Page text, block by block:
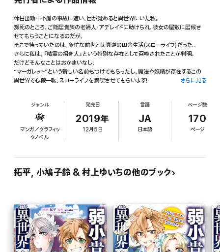
休日出勤中不慮の事故に遭い、目が覚めると異世界にいた私。
瀕死のところ、ご隠居貴族の老婦人・アデレイドに助けられ、彼女の屋敷に居候さ
せてもらうことになるのだが、
そこで待っていたのは、多忙な前世とは真逆の田舎生活(スローライフ)だった。
さらに私は、『精霊の招き人』という特別な存在として召喚されたことが判明。
だけどそんなことはおかまいなし!
“マーガレット”という新しい名前もつけてもらったし、魔法や妖精が存在するこの
異世界で心機一転、スローライフを満喫させてもらいます!
さらに見る
ジャンル
マンガ／グラフィッ
クノベル
発売日
2019年
12月5日
言語
JA
日本語
ページ数
170
ページ
拓平, 小鳩子鈴 & 村上ゆいちの他のブック